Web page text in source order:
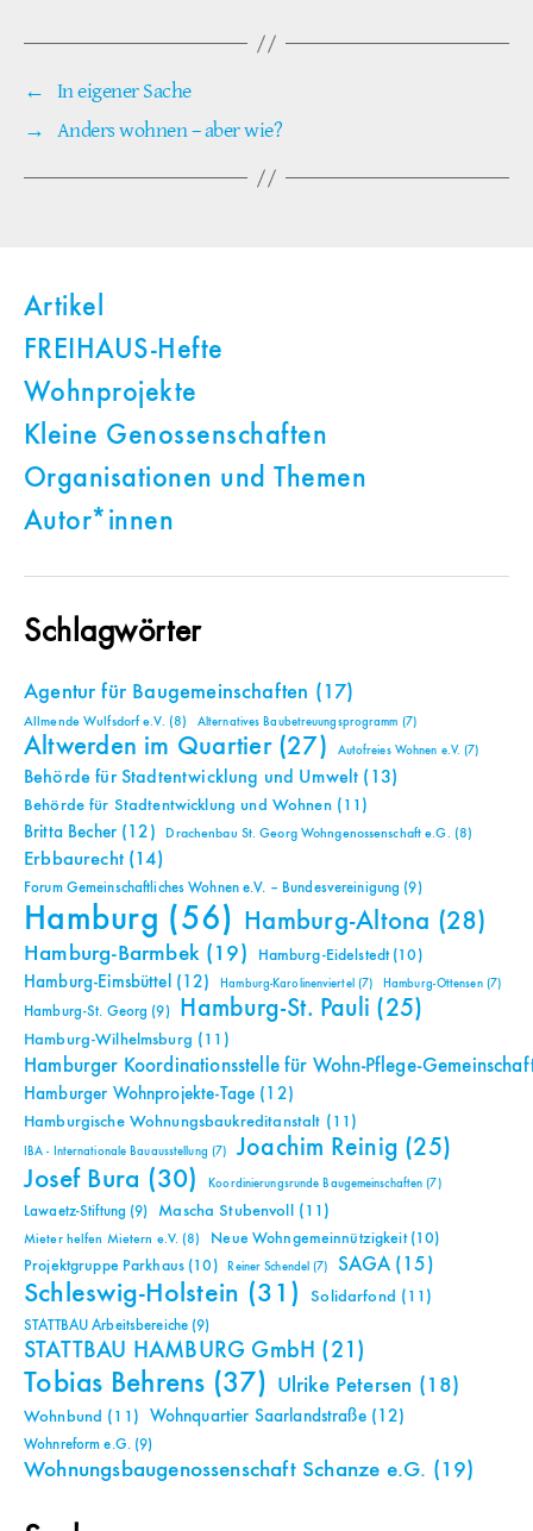
← In eigener Sache
→ Anders wohnen – aber wie?
Artikel
FREIHAUS-Hefte
Wohnprojekte
Kleine Genossenschaften
Organisationen und Themen
Autor*innen
Schlagwörter
Agentur für Baugemeinschaften (17)
Allmende Wulfsdorf e.V. (8) Alternatives Baubetreuungsprogramm (7)
Altwerden im Quartier(27) Autofreies Wohnen e.V. (7)
Behörde für Stadtentwicklung und Umwelt (13)
Behörde für Stadtentwicklung und Wohnen(11)
Britta Becher(12) Drachenbau St. Georg Wohngenossenschaft e.G. (8)
Erbbaurecht(14)
Forum Gemeinschaftliches Wohnen e.V. – Bundesvereinigung (9)
Hamburg (56) Hamburg-Altona (28)
Hamburg-Barmbek(19) Hamburg-Eidelstedt(10)
Hamburg-Eimsbüttel (12) Hamburg-Karolinenviertel (7) Hamburg-Ottensen(7)
Hamburg-St. Georg (9) Hamburg-St. Pauli (25)
Hamburg-Wilhelmsburg (11)
Hamburger Koordinationsstelle für Wohn-Pflege-
Hamburger Wohnprojekte-Tage (12)
Hamburgische Wohnungsbaukreditanstalt (11)
IBA - Internationale Bauausstellung (7) Joachim Reinig (25)
Josef Bura (30) Koordinierungsrunde Baugemeinschaften (7)
Lawaetz-Stiftung (9) Mascha Stubenvoll (11)
Mieter helfen Mietern e.V. (8) Neue Wohngemeinnützigkeit(10)
Projektgruppe Parkhaus (10) Reiner Schendel (7) SAGA(15)
Schleswig-Holstein (31) Solidarfond (11)
STATTBAU Arbeitsbereiche (9)
STATTBAU HAMBURG GmbH (21)
Tobias Behrens (37) Ulrike Petersen (18)
Wohnbund (11) Wohnquartier Saarlandstraße(12)
Wohnreform e.G.(9)
Wohnungsbaugenossenschaft Schanze e.G. (19)